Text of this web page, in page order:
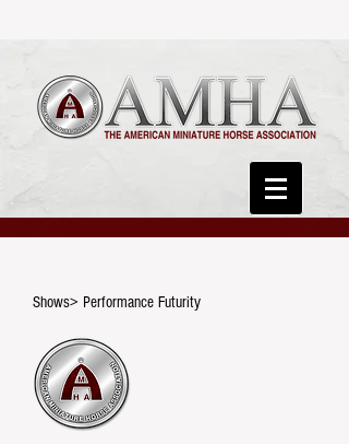
Shows> Performance Futurity